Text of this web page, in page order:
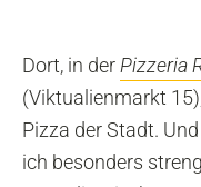
Dort, in derPizzeria
(Viktualienmarkt
Pizza der Stadt.
ich besonders